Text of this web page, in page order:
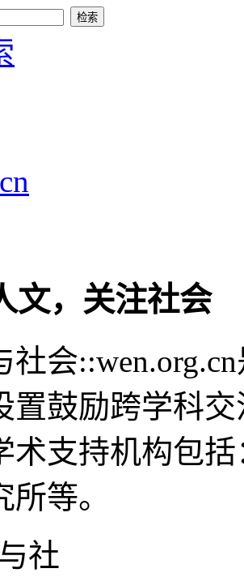
文，关注社会
社会
置鼓励跨学科
术支持机构包
等。